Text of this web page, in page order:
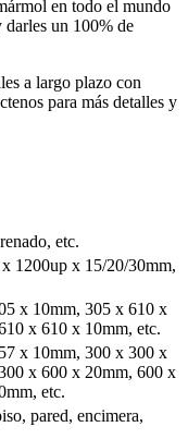
en todo el mundo
darles un 100% de
a largo plazo con
para más detalles y
etc.
1200up x 15/20/30mm,
x 10mm, 305 x 610 x
x 610 x 10mm, etc.
x 10mm, 300 x 300 x
x 600 x 20mm, 600 x
etc.
pared, encimera,